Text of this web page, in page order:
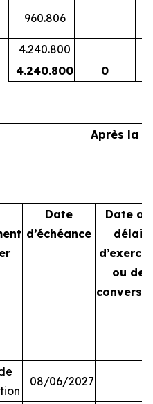
960.806
4.240.800
4.240.800 0
Après la
Date
d’échéance
Date ou
délai
ou de
08/06/2027